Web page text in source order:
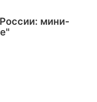
мини-